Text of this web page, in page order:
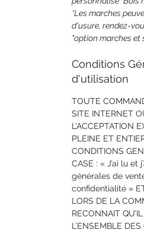
*Les marches
d'usure, rendez-
"option marches et
Conditions
d'utilisation
TOUTE
SITE INTERNET
L’ACCEPTATION
PLEINE ET
CONDITIONS
CASE : « J’ai lu
générales de
confidentialité »
LORS DE LA
RECONNAIT
L’ENSEMBLE DES